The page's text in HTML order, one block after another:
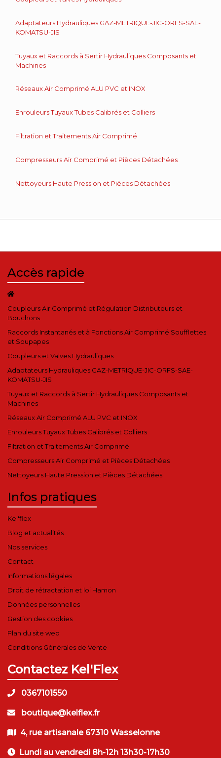
Adaptateurs Hydrauliques GAZ-METRIQUE-JIC-ORFS-SAE-
KOMATSU-JIS
Tuyaux et Raccords à Sertir Hydrauliques Composants et
Machines
Réseaux Air Comprimé ALU PVC et INOX
Enrouleurs Tuyaux Tubes Calibrés et Colliers
Filtration et Traitements Air Comprimé
Compresseurs Air Comprimé et Pièces Détachées
Nettoyeurs Haute Pression et Pièces Détachées
Accès rapide
Coupleurs Air Comprimé et Régulation Distributeurs et
Bouchons
Raccords Instantanés et à Fonctions Air Comprimé Soufflettes
et Soupapes
Coupleurs et Valves Hydrauliques
Adaptateurs Hydrauliques GAZ-METRIQUE-JIC-ORFS-SAE-
KOMATSU-JIS
Tuyaux et Raccords à Sertir Hydrauliques Composants et
Machines
Réseaux Air Comprimé ALU PVC et INOX
Enrouleurs Tuyaux Tubes Calibrés et Colliers
Filtration et Traitements Air Comprimé
Compresseurs Air Comprimé et Pièces Détachées
Nettoyeurs Haute Pression et Pièces Détachées
Infos pratiques
Kel'flex
Blog et actualités
Nos services
Contact
Informations légales
Droit de rétractation et loi Hamon
Données personnelles
Gestion des cookies
Plan du site web
Conditions Générales de Vente
Contactez Kel'Flex
0367101550
boutique@kelflex.fr
4, rue artisanale 67310 Wasselonne
Lundi au vendredi 8h-12h 13h30-17h30